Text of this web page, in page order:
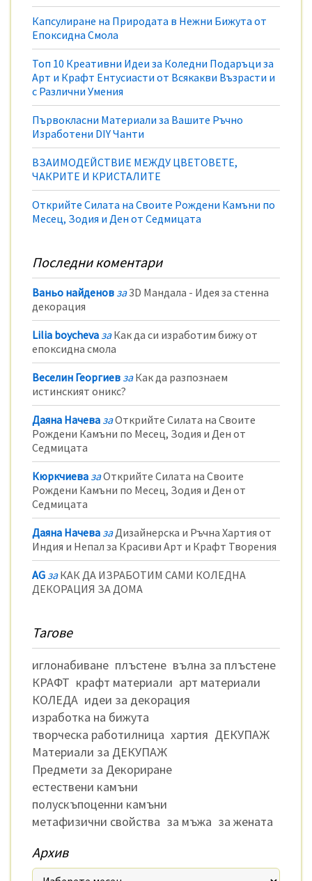
Капсулиране на Природата в Нежни Бижута от
Епоксидна Смола
Топ 10 Креативни Идеи за Коледни Подаръци за
Арт и Крафт Ентусиасти от Всякакви Възрасти и
с Различни Умения
Първокласни Материали за Вашите Ръчно
Изработени DIY Чанти
ВЗАИМОДЕЙСТВИЕ МЕЖДУ ЦВЕТОВЕТЕ,
ЧАКРИТЕ И КРИСТАЛИТЕ
Открийте Силата на Своите Рождени Камъни по
Месец, Зодия и Ден от Седмицата
Последни коментари
Ваньо найденов за3D Мандала - Идея за стенна
декорация
Lilia boycheva за Как да си изработим бижу от
епоксидна смола
Веселин Георгиев за Как да разпознаем
истинският оникс?
Даяна Начева заОткрийте Силата на Своите
Рождени Камъни по Месец, Зодия и Ден от
Седмицата
Кюркчиева заОткрийте Силата на Своите
Рождени Камъни по Месец, Зодия и Ден от
Седмицата
Даяна Начева за Дизайнерска и Ръчна Хартия от
Индия и Непал за Красиви Арт и Крафт Творения
AG за КАК ДА ИЗРАБОТИМ САМИ КОЛЕДНА
ДЕКОРАЦИЯ ЗА ДОМА
Тагове
иглонабиване плъстене вълна за плъстене
КРАФТ крафт материали арт материали
КОЛЕДА идеи за декорация
изработка на бижута
творческа работилница хартия ДЕКУПАЖ
Материали за ДЕКУПАЖ
Предмети за Декориране
естествени камъни
полускъпоценни камъни
метафизични свойства за мъжа за жената
Архив